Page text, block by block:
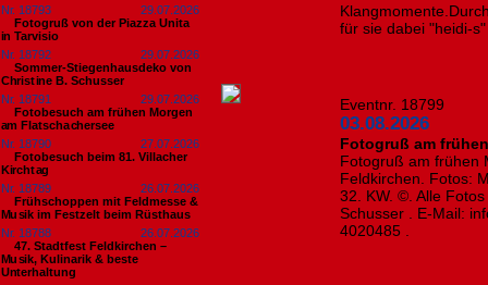
Nr. 18793
29.07.2026
Fotogruß von der Piazza Unita
in Tarvisio
Nr. 18792
29.07.2026
Sommer-Stiegenhausdeko von
Christine B. Schusser
Nr. 18791
29.07.2026
Fotobesuch am frühen Morgen
am Flatschachersee
Nr. 18790
27.07.2026
Fotobesuch beim 81. Villacher
Kirchtag
Nr. 18789
26.07.2026
Frühschoppen mit Feldmesse &
Musik im Festzelt beim Rüsthaus
Nr. 18788
26.07.2026
47. Stadtfest Feldkirchen –
Musik, Kulinarik & beste
Unterhaltung
für sie dabei "heidi-
Eventnr. 18799
03.08.2026
Fotogruß am
Fotogruß am frühen
Feldkirchen. Fotos:
32. KW. ©. Alle
Schusser . E-Mail:
4020485 .